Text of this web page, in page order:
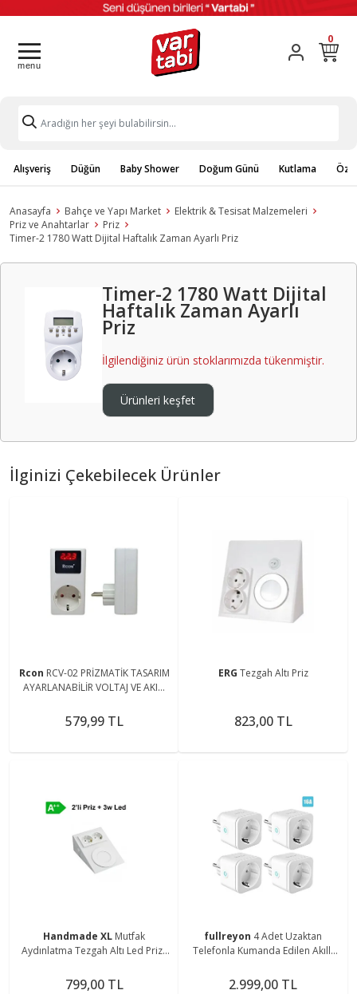
0
Alışveriş Düğün Baby Shower Doğum Günü Kutlama
Anasayfa Bahçe ve Yapı Market
Elektrik & Tesisat Malzemeleri
Priz ve Anahtarlar
Priz
Timer-2 1780 Watt Dijital Haftalık Zaman Ayarlı Priz
Timer-2 1780 Watt Dijital
Haftalık Zaman Ayarlı
Priz
İlgilendiğiniz ürün stoklarımızda tükenmiştir.
Ürünleri keşfet
İlginizi Çekebilecek Ürünler
Rcon RCV-02 PRİZMATİK TASARIM
AYARLANABİLİR VOLTAJ VE AKIM
579,99 TL
ERG Tezgah Altı Priz
823,00 TL
Handmade XL Mutfak
Aydınlatma Tezgah Altı Led Prizli
799,00 TL
fullreyon 4 Adet Uzaktan
Telefonla Kumanda Edilen Akıllı
Vesvese Giderici Wifi Priz
2.999,00 TL